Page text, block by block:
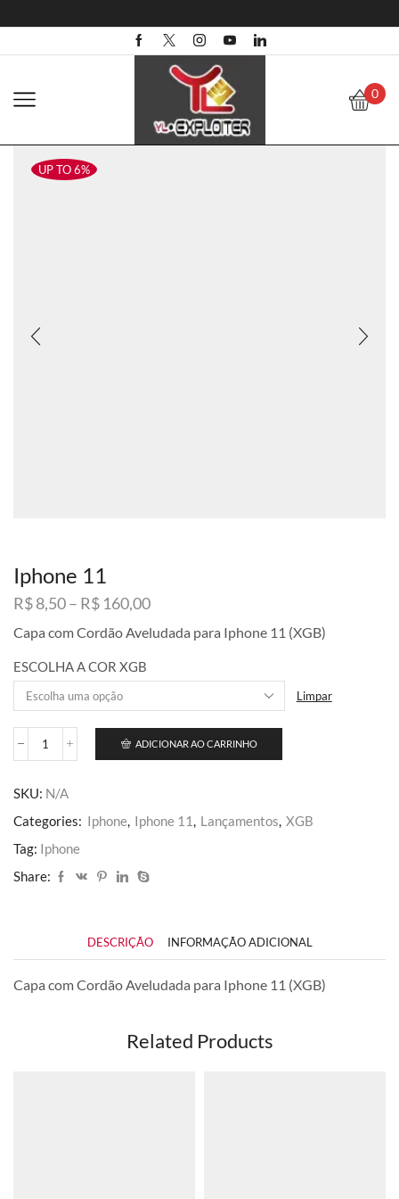
0
UP TO 6%
Iphone 11
R$8,50– R$ 160,00Faixa
preço:
através
Capa com Cordão Aveludada para Iphone 11 (XGB)
ESCOLHA A COR XGB
Limpar
Iphone
ADICIONAR AO CARRINHO
SKU: N/A
Categories: Iphone, Iphone 11, Lançamentos, XGB
Tag: Iphone
Share:
DESCRIÇÃO INFORMAÇÃO ADICIONAL
Capa com Cordão Aveludada para Iphone 11 (XGB)
Related Products